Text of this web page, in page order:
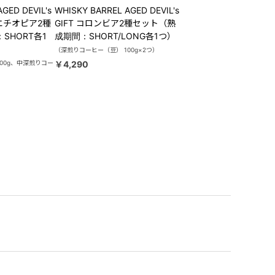
DEVIL's
チオピア2種
SHORT各1
、中深煎りコー
WHISKY BARREL AGED DEVIL's
GIFT コロンビア2種セット（熟
成期間：SHORT/LONG各1つ）
（深煎りコーヒー（豆） 100g×2つ）
￥4,290